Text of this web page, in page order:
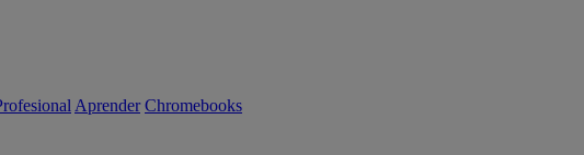
Aprender Chromebooks